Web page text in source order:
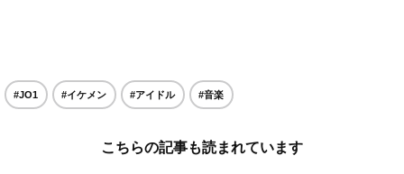
#JO1 #イケメン #アイドル #音楽
こちらの記事も読まれています